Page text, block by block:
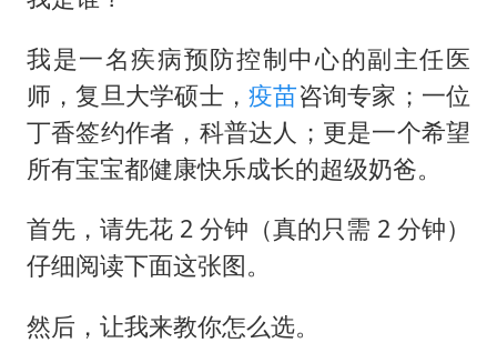
香港刷新1884年以来最高气温纪录
上海全力守护市民“菜篮子”
暑期研学游升温 在旅途中增长知识
猫咪过火把节被抹成黑猫
宝妈给四胞胎取名平安喜乐
BLG经理辟谣Bin离队
我是一名疾病预防控制中心的副主任医
师，复旦大学硕士，疫苗咨询专家；一位
丁香签约作者，科普达人；更是一个希望
所有宝宝都健康快乐成长的超级奶爸。
首先，请先花 2 分钟（真的只需 2 分钟）
仔细阅读下面这张图。
然后，让我来教你怎么选。